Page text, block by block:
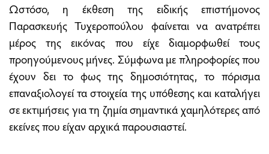
Ωστόσο, η έκθεση της ειδικής επιστήμονος
Παρασκευής Τυχεροπούλου φαίνεται να ανατρέπει
μέρος της εικόνας που είχε διαμορφωθεί τους
προηγούμενους μήνες. Σύμφωνα με πληροφορίες που
έχουν δει το φως της δημοσιότητας, το πόρισμα
επαναξιολογεί τα στοιχεία της υπόθεσης και καταλήγει
σε εκτιμήσεις για τη ζημία σημαντικά χαμηλότερες από
εκείνες που είχαν αρχικά παρουσιαστεί.